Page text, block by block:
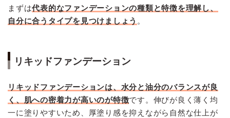
まずは代表的なファンデーションの種類と特徴を理解し、
自分に合うタイプを見つけましょう 。
リキッドファンデーション
リキッドファンデーションは、水分と油分のバランスが良
く、肌への密着力が高いのが特徴です。伸びが良く薄く均
一に塗りやすいため、厚塗り感を抑えながら自然な仕上が